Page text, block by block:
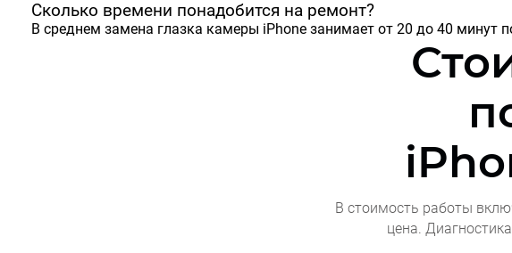
Сколько времени понадобится на ремонт?
В среднем замена глазка камеры iPhone занимает от 20 до 40 минут
В стоимость работы
цена.